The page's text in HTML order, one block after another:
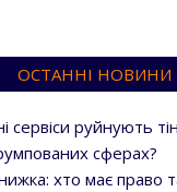
ОСТАННІ НОВИНИ
сервіси руйнують
сферах?
хто має право